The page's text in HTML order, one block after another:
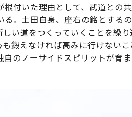
付いた理由として、武道との
。土田自身、座右の銘とする
い道をつくっていくことを繰
鍛えなければ高みに行けない
のノーサイドスピリットが育